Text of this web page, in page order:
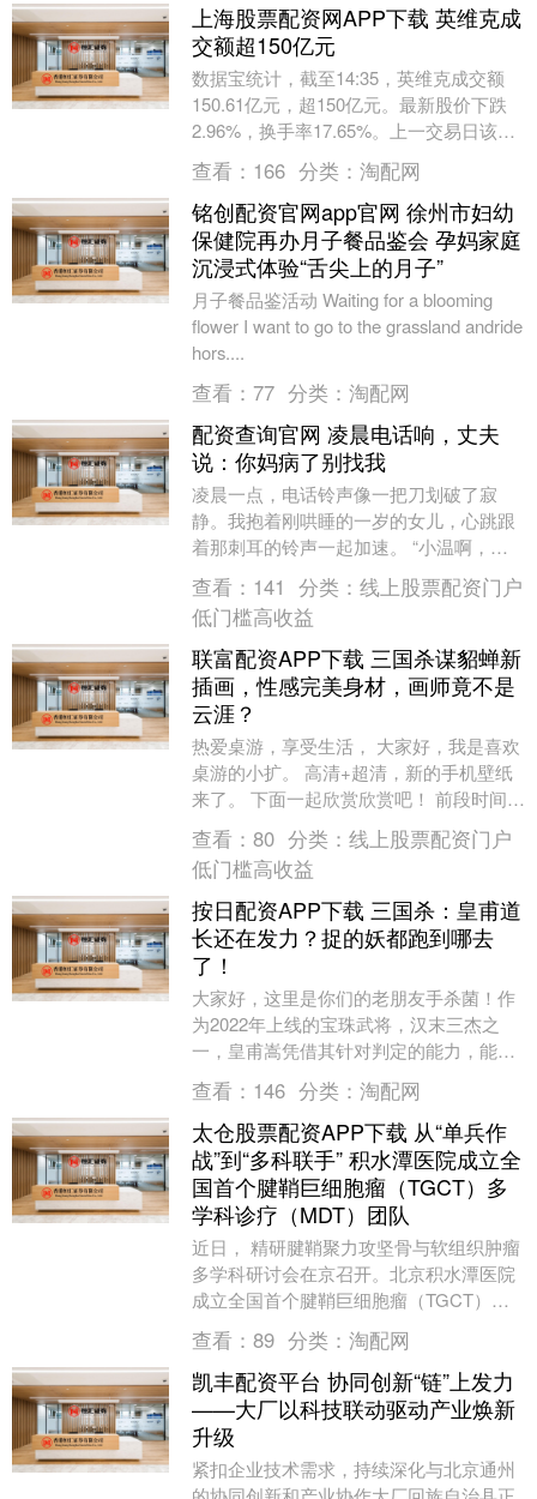
上海股票配资网APP下载 英维克成
交额超150亿元
数据宝统计，截至14:35，英维克成交额
150.61亿元，超150亿元。最新股价下跌
2.96%，换手率17.65%。上一交易日该股
全天成交额为6.52亿元。（数....
查看： 166 分类： 淘配网
铭创配资官网app官网 徐州市妇幼
保健院再办月子餐品鉴会 孕妈家庭
沉浸式体验“舌尖上的月子”
月子餐品鉴活动 Waiting for a blooming
flower I want to go to the grassland andride
hors....
查看： 77 分类： 淘配网
配资查询官网 凌晨电话响，丈夫
说：你妈病了别找我
凌晨一点，电话铃声像一把刀划破了寂
静。我抱着刚哄睡的一岁的女儿，心跳跟
着那刺耳的铃声一起加速。 “小温啊，你
妈突然胸闷，昏过去了！小磊是不是到家
了？快让他开车送....
查看： 141 分类： 线上股票配资门户
低门槛高收益
联富配资APP下载 三国杀谋貂蝉新
插画，性感完美身材，画师竟不是
云涯？
热爱桌游，享受生活， 大家好，我是喜欢
桌游的小扩。 高清+超清，新的手机壁纸
来了。 下面一起欣赏欣赏吧！ 前段时间看
到谋貂蝉新插画， 还以为是谋貂蝉新皮
肤。 风....
查看： 80 分类： 线上股票配资门户
低门槛高收益
按日配资APP下载 三国杀：皇甫道
长还在发力？捉的妖都跑到哪去
了！
大家好，这里是你们的老朋友手杀菌！作
为2022年上线的宝珠武将，汉末三杰之
一，皇甫嵩凭借其针对判定的能力，能够
在斗地主模式之中狠狠逮捕神郭嘉，因此
被广大小伙伴亲....
查看： 146 分类： 淘配网
太仓股票配资APP下载 从“单兵作
战”到“多科联手” 积水潭医院成立全
国首个腱鞘巨细胞瘤（TGCT）多
学科诊疗（MDT）团队
近日， 精研腱鞘聚力攻坚骨与软组织肿瘤
多学科研讨会在京召开。北京积水潭医院
成立全国首个腱鞘巨细胞瘤（TGCT）多
学科诊疗（MDT）团队，该团队由骨肿瘤
科牵头，联....
查看： 89 分类： 淘配网
凯丰配资平台 协同创新“链”上发力
——大厂以科技联动驱动产业焕新
升级
紧扣企业技术需求，持续深化与北京通州